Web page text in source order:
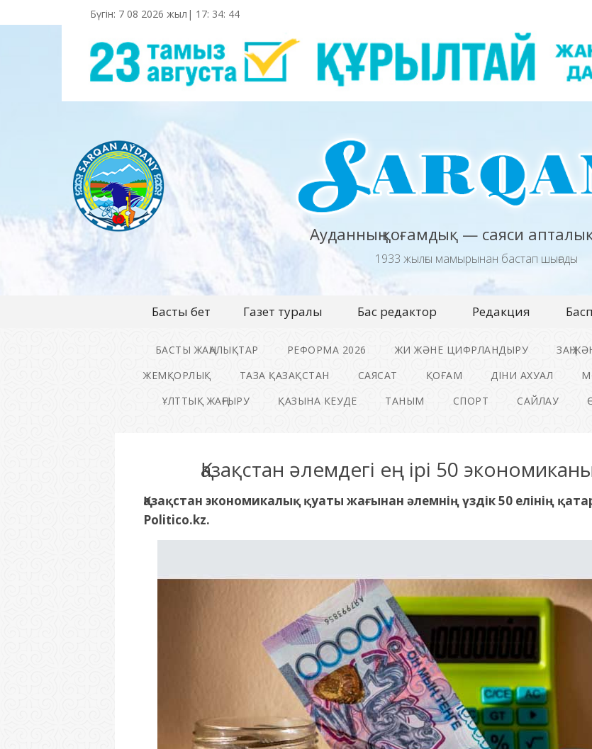
Бүгін: 7 08 2026 жыл| 17: 34: 45
Ауданның қоғамдық — саяси апталық
1933 жылғы мамырынан бастап шығады
Басты бет Газет туралы Бас редактор Редакция
БАСТЫ ЖАҢАЛЫҚТАР РЕФОРМА 2026 ЖИ ЖӘНЕ ЦИФРЛАНДЫРУ ЗАҢ
ЖЕМҚОРЛЫҚ
ТАЗА ҚАЗАҚСТАН САЯСАТ ҚОҒАМ ДІНИ АХУАЛ
ҰЛТТЫҚ ЖАҢҒЫРУ
ҚАЗЫНА КЕУДЕ ТАНЫМ СПОРТ САЙЛАУ
Қазақстан әлемдегі ең ірі 50
Қазақстан экономикалық қуаты жағынан әлемнің үздік 50 елінің
Politico.kz.